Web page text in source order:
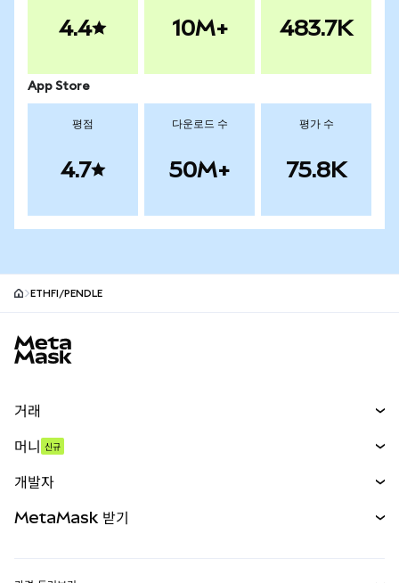
4.4 10M+ 483.7K
App Store
평점
4.7
다운로드 수
50M+
평가 수
75.8K
ETHFI/PENDLE
거래
무기한 선물
실물자산
머니 신규
개발자
MetaMask 받기